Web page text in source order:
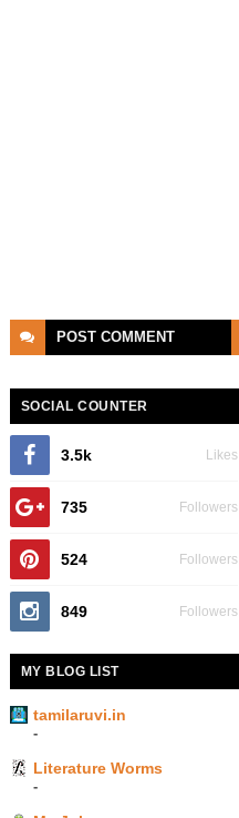
POST COMMENT
SOCIAL COUNTER
3.5k Likes
735 Followers
524 Followers
849 Followers
MY BLOG LIST
tamilaruvi.in
-
Literature Worms
-